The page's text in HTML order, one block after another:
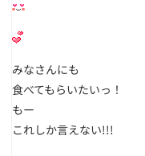
みなさんにも
食べてもらいたいっ！
もー
これしか言えない!!!